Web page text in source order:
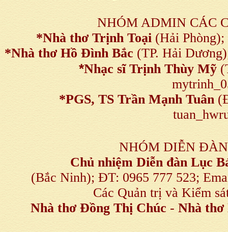
NHÓM ADMIN CÁC
*Nhà thơ Trịnh Toại (Hải
*Nhà thơ Hồ Đình Bắc (TP. Hải
*Nhạc sĩ Trịnh Thùy Mỹ
*PGS, TS Trần Mạnh Tuân
NHÓM DIỄN
Chủ nhiệm Diễn đàn Lục
(Bắc Ninh); ĐT: 0965 777 523;
Các Quản trị và Kiểm
Nhà thơ Đồng Thị Chúc - Nhà thơ